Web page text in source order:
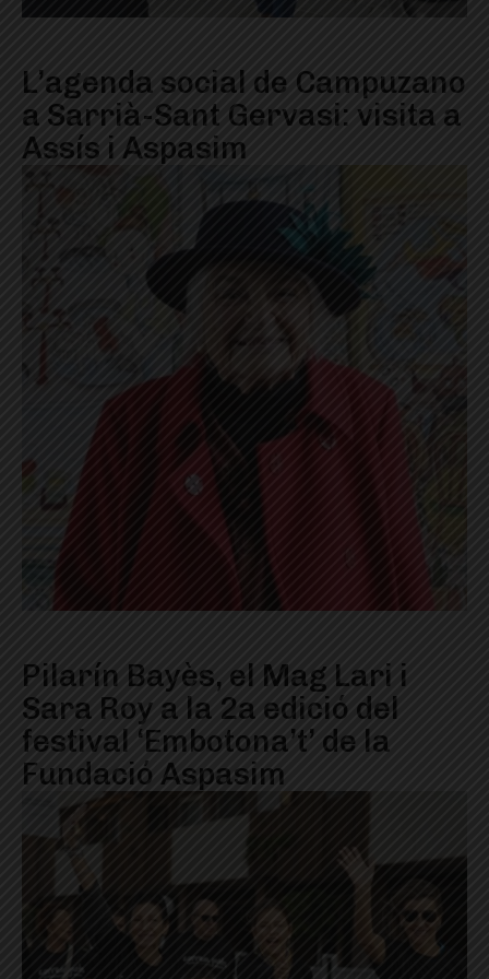
L’agenda social de Campuzano
a Sarrià-Sant Gervasi: visita a
Assís i Aspasim
Pilarín Bayès, el Mag Lari i
Sara Roy a la 2a edició del
festival ‘Embotona’t’ de la
Fundació Aspasim